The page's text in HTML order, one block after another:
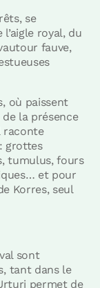
se
royal, du
fauve,
où paissent
la présence
raconte
grottes
tumulus, fours
et pour
Korres, seul
sont
tant dans le
permet de